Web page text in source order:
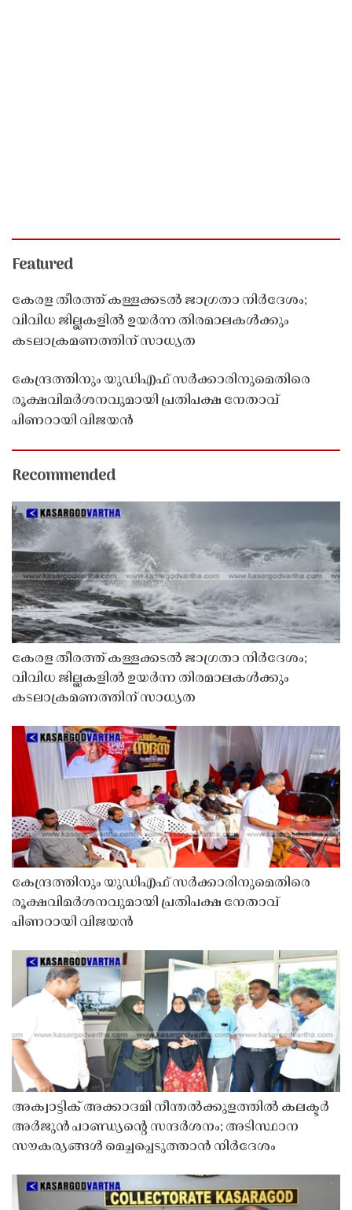
Featured
കേരള തീരത്ത് കള്ളക്കടൽ ജാഗ്രതാ നിർദേശം;
വിവിധ ജില്ലകളിൽ ഉയർന്ന തിരമാലകൾക്കും
കടലാക്രമണത്തിന് സാധ്യത
കേന്ദ്രത്തിനും യുഡിഎഫ് സർക്കാരിനുമെതിരെ
രൂക്ഷവിമർശനവുമായി പ്രതിപക്ഷ നേതാവ്
പിണറായി വിജയൻ
Recommended
കേരള തീരത്ത് കള്ളക്കടൽ ജാഗ്രതാ നിർദേശം;
വിവിധ ജില്ലകളിൽ ഉയർന്ന തിരമാലകൾക്കും
കടലാക്രമണത്തിന് സാധ്യത
കേന്ദ്രത്തിനും യുഡിഎഫ് സർക്കാരിനുമെതിരെ
രൂക്ഷവിമർശനവുമായി പ്രതിപക്ഷ നേതാവ്
പിണറായി വിജയൻ
അക്വാട്ടിക് അക്കാദമി നീന്തൽക്കുളത്തിൽ കലക്ടർ
അർജുൻ പാണ്ഡ്യൻ്റെ സന്ദർശനം; അടിസ്ഥാന
സൗകര്യങ്ങൾ മെച്ചപ്പെടുത്താൻ നിർദേശം